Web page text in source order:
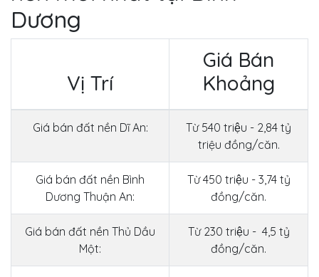
Dương
Vị Trí
Giá Bán
Khoảng
Giá bán đất nền Dĩ An:
Từ 540 triệu - 2,84 tỷ
triệu đồng/căn.
Giá bán đất nền Bình
Dương Thuận An:
Từ 450 triệu - 3,74 tỷ
đồng/căn.
Giá bán đất nền Thủ Dầu
Một:
Từ 230 triệu - 4,5 tỷ
đồng/căn.